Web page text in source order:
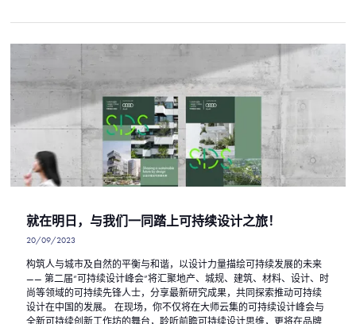
就在明日，与我们一同踏上可持续设计之旅！
20/09/2023
构筑人与城市及自然的平衡与和谐，以设计力量描绘可持续发展的未来
—— 第二届“可持续设计峰会”将汇聚地产、城规、建筑、材料、设计、时
尚等领域的可持续先锋人士，分享最新研究成果，共同探索推动可持续
设计在中国的发展。 在现场，你不仅将在大师云集的可持续设计峰会与